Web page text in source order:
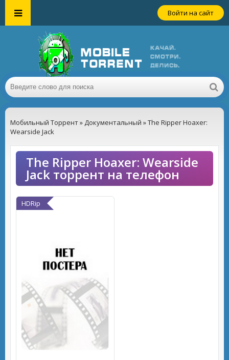
Войти на сайт
Мобильный Торрент» Документальный » The Ripper Hoaxer:
Wearside Jack
The Ripper Hoaxer: Wearside
Jack торрент на телефон
HDRip